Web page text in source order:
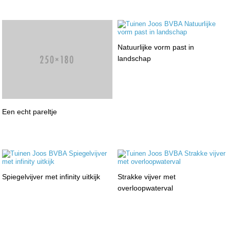
Een echt pareltje
Natuurlijke vorm past in
landschap
Spiegelvijver met infinity uitkijk
Strakke vijver met
overloopwaterval